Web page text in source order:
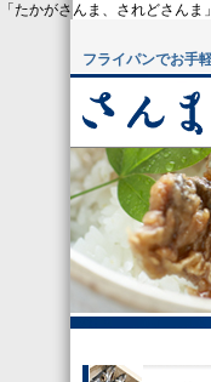
「たかがさんま、されどさん
フライパンでお手